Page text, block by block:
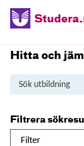
Hitta och
Sök
Filtrera
Filter